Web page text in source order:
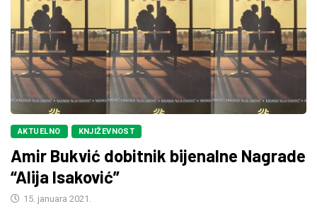
AKTUELNO KNJIŽEVNOST
Amir Bukvić dobitnik bijenalne Nagrade
“Alija Isaković”
15. januara 2021.